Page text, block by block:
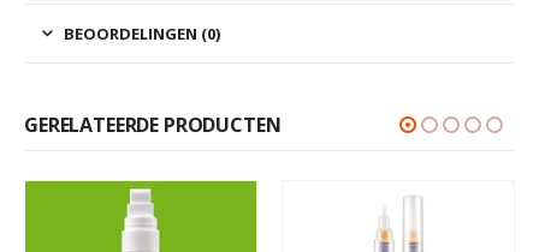
BEOORDELINGEN (0)
GERELATEERDE PRODUCTEN